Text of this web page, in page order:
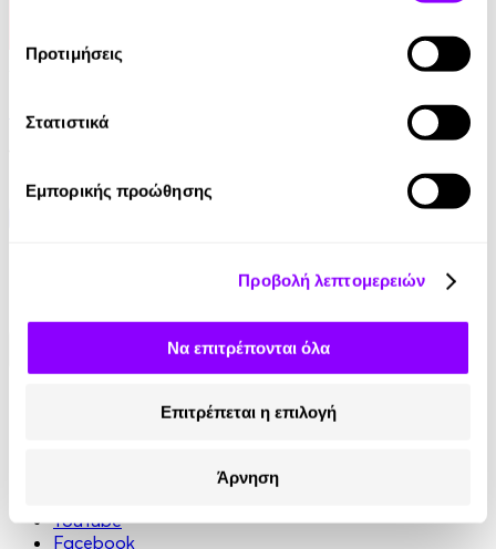
Προτιμήσεις
Στατιστικά
Εμπορικής προώθησης
Προβολή λεπτομερειών
Να επιτρέπονται όλα
Επιτρέπεται η επιλογή
Άρνηση
Audiobook • 1 Credit
Είμαι Επικίνδυνη
Κοινωνικά Δίκτυα
YouTube
Facebook